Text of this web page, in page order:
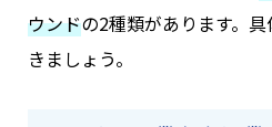
ウンドの2種類があります。
きましょう。